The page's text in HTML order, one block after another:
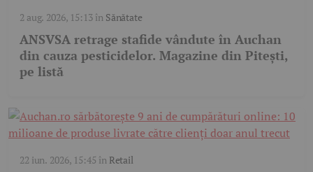
2 aug. 2026, 15:13în Sănătate
ANSVSA retrage stafide vândute în Auchan
din cauza pesticidelor. Magazine din Pitești,
pe listă
22 iun. 2026, 15:45 în Retail